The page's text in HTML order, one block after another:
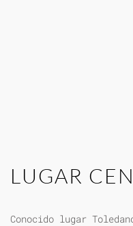
LUGAR
Conocido lugar